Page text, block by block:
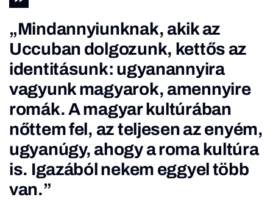
„Mindannyiunknak, akik az
Uccuban dolgozunk, kettős az
identitásunk: ugyanannyira
vagyunk magyarok, amennyire
romák. A magyar kultúrában
nőttem fel, az teljesen az enyém,
ugyanúgy, ahogy a roma kultúra
is. Igazából nekem eggyel több
van.”